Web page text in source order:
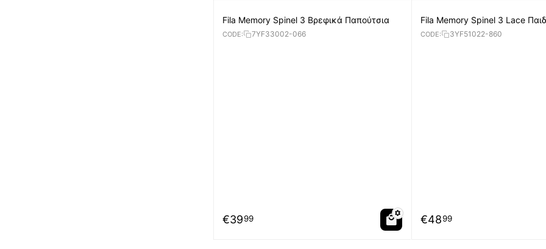
Fila Memory Spinel 3 Βρεφικά Παπούτσια
CODE: 7YF33002-066
€3999
Fila Memory Spinel 3 Lace
Παπούτσια
CODE: 3YF51022-860
€4899